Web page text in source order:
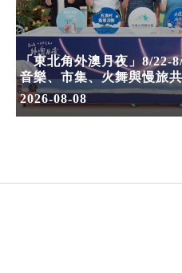
「東北角外澳月夜」8/22-
音樂、市集、火舞與慢旅
2026-08-08